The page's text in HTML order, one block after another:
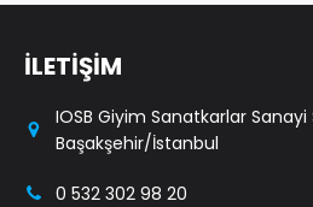
İLETİŞİM
IOSB Giyim Sanatkarlar
Başakşehir/İstanbul
0 532 302 98 20